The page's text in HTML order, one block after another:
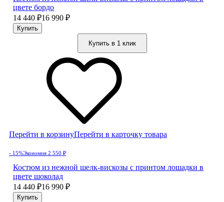
цвете бордо
14 440 ₽16 990 ₽
Купить в 1 клик
Перейти в корзинуПерейти в карточку товара
- 15%Экономия 2 550 ₽
Костюм из нежной шелк-вискозы с принтом лошадки в
цвете шоколад
14 440 ₽16 990 ₽